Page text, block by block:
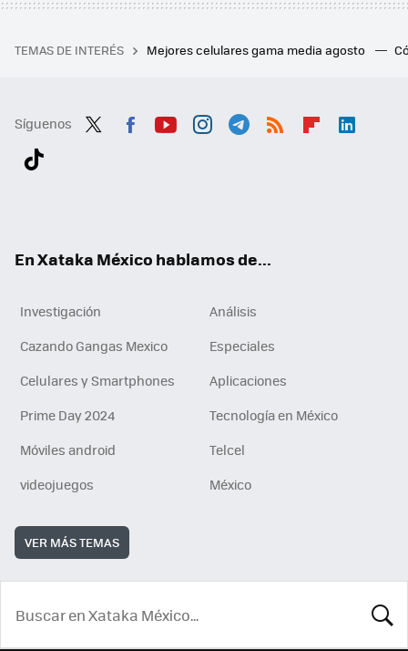
TEMAS DE INTERÉS Mejores celulares gama media agosto
Síguenos
En Xataka México hablamos de...
Investigación
Análisis
Cazando Gangas Mexico
Especiales
Celulares y Smartphones
Aplicaciones
Prime Day 2024
Tecnología en México
Móviles android
Telcel
videojuegos
México
VER MÁS TEMAS